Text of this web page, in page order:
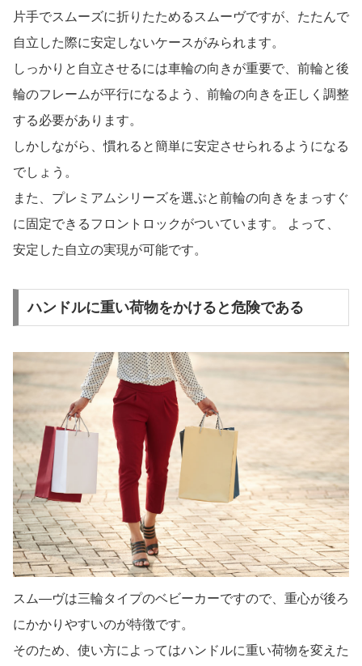
片手でスムーズに折りたためるスムーヴですが、たたんで
自立した際に安定しないケースがみられます。
しっかりと自立させるには車輪の向きが重要で、前輪と後
輪のフレームが平行になるよう、前輪の向きを正しく調整
する必要があります。
しかしながら、慣れると簡単に安定させられるようになる
でしょう。
また、プレミアムシリーズを選ぶと前輪の向きをまっすぐ
に固定できるフロントロックがついています。 よって、
安定した自立の実現が可能です。
ハンドルに重い荷物をかけると危険である
スム―ヴは三輪タイプのベビーカーですので、重心が後ろ
にかかりやすいのが特徴です。
そのため、使い方によってはハンドルに重い荷物を変えた